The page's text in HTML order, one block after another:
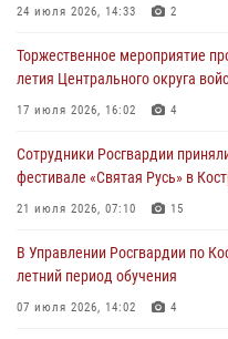
Костромичи активно
29 июля 2026, 06:26 1
Cотрудники Росгвардии и их
28 июля 2026, 06:14 2
Более пятидесяти поступивших
27 июля 2026, 09:53
«Росгвардия. Вехи истории»:
24 июля 2026, 14:33 2
Торжественное мероприятие
летия Центрального округа
17 июля 2026, 16:02 4
Сотрудники Росгвардии
фестивале «Святая Русь» в
21 июля 2026, 07:10 15
В Управлении Росгвардии по
летний период обучения
07 июля 2026, 14:02 4